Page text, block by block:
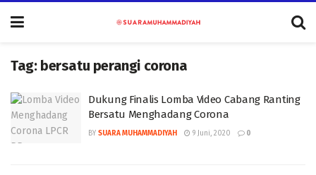
Tag: bersatu perangi corona
Dukung Finalis Lomba Video Cabang Ranting
Bersatu Menghadang Corona
BY SUARA MUHAMMADIYAH 9 Juni, 2020 0